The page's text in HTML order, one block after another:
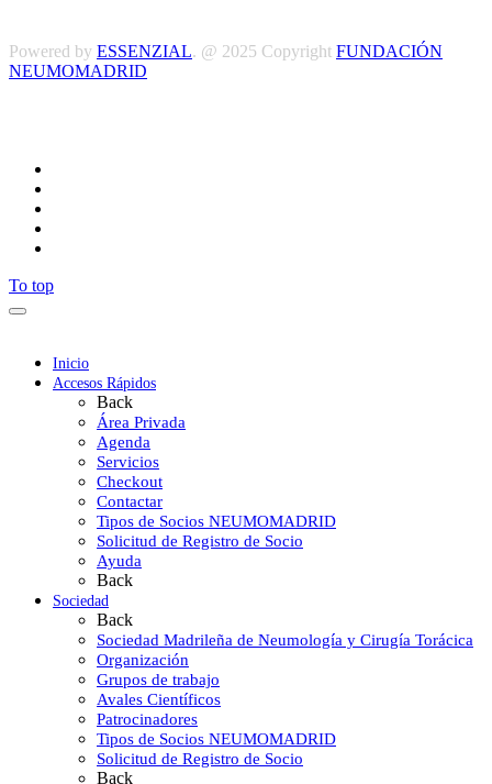
Powered by ESSENZIAL. @ 2025 Copyright FUNDACIÓN
NEUMOMADRID
To top
Inicio
Accesos Rápidos
Back
Área Privada
Agenda
Servicios
Checkout
Contactar
Tipos de Socios NEUMOMADRID
Solicitud de Registro de Socio
Ayuda
Back
Sociedad
Back
Sociedad Madrileña de Neumología y Cirugía Torácica
Organización
Grupos de trabajo
Avales Científicos
Patrocinadores
Tipos de Socios NEUMOMADRID
Solicitud de Registro de Socio
Back